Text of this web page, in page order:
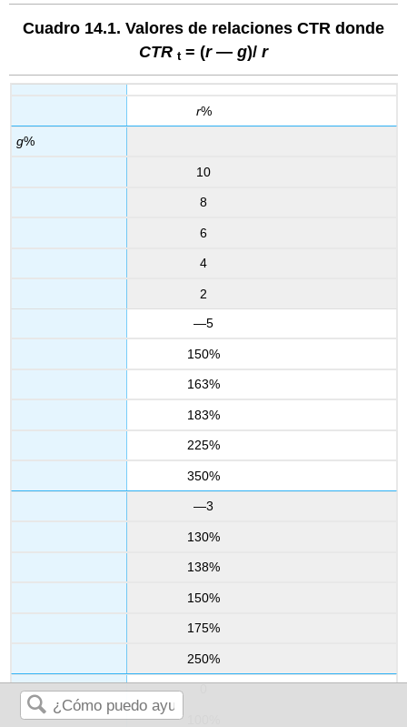
Cuadro 14.1. Valores de relaciones CTR donde
CTR t= (r— g)/ r
r%
g%
10
8
6
4
2
—5
150%
163%
183%
225%
350%
—3
130%
138%
150%
175%
250%